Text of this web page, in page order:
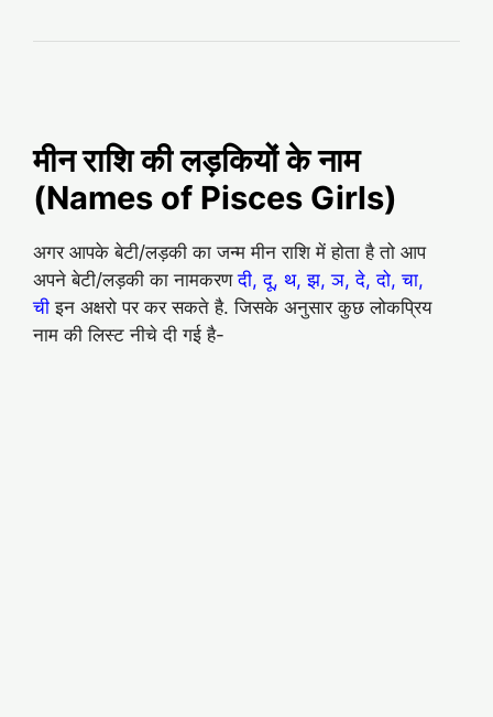
मीन राशि की लड़कियों के नाम
(Names of Pisces Girls)
अगर आपके बेटी/लड़की का जन्म मीन राशि में होता है तो आप
अपने बेटी/लड़की का नामकरणदी, दू, थ, झ, ञ, दे, दो, चा,
ची इन अक्षरो पर कर सकते है. जिसके अनुसार कुछ लोकप्रिय
नाम की लिस्ट नीचे दी गई है-